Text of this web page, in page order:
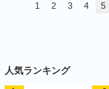
1 2 3 4 5
人気ランキング